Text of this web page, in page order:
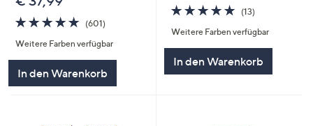
4.8
von
5
(601)
Weitere Farben verfügbar
In den Warenkorb
4.8
von
5
(13)
Weitere Farben verfügbar
In den Warenkorb